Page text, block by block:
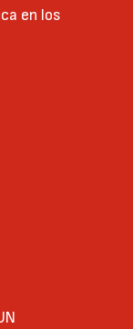
en los